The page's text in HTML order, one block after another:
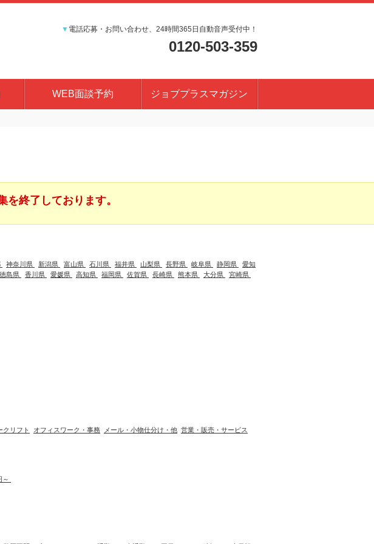
▼ 電話応募・お問い合わせ、24時間365日自動音声受付中！
0120-503-359
WEB面談予約 ジョブプラスマガジン
を終了しております。
神奈川県 新潟県 富山県 石川県 福井県 山梨県 長野県 岐阜県 静岡県
愛知
徳島県 香川県 愛媛県 高知県 福岡県 佐賀県 長崎県 熊本県 大分県
宮崎県
クリフト オフィスワーク・事務 メール・小物仕分け・他 営業・販売・サービス
～